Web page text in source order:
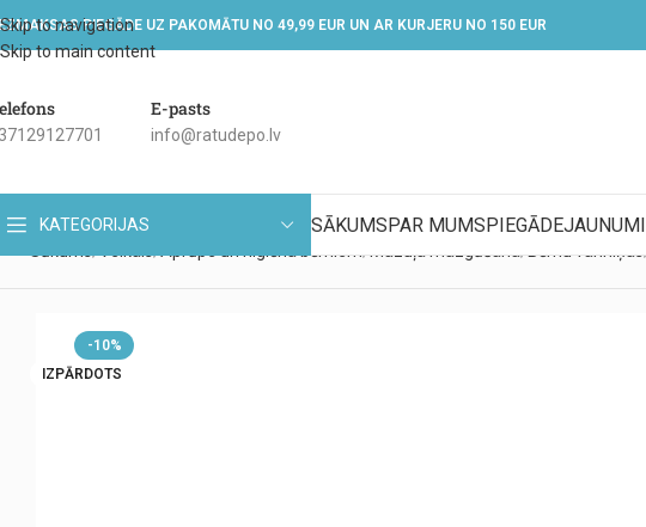
Skip to navigation
Skip to main content
PIEGĀDE UZ PAKOMĀTU NO 49,99 EUR UN AR KURJERU NO 150 EUR
E-pasts
info@ratudepo.lv
KATEGORIJAS SĀKUMSPAR MUMSPIEGĀDEJAUNUMI
-10%
IZPĀRDOTS